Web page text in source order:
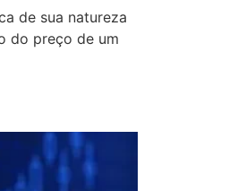
de sua natureza
do preço de um